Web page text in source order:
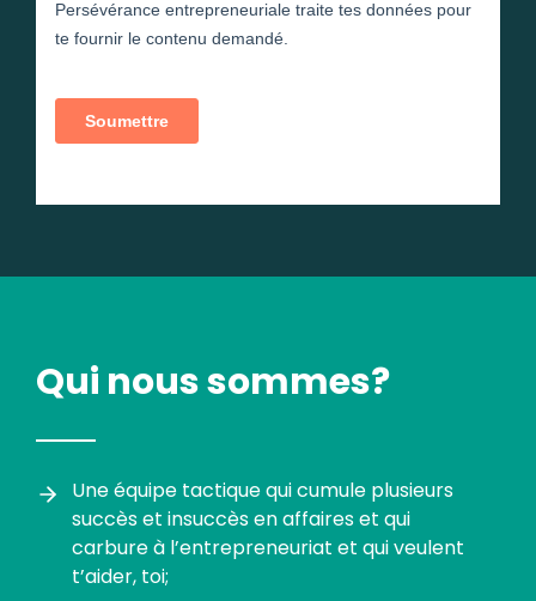
Qui nous sommes?
Une équipe tactique qui cumule plusieurs
succès et insuccès en affaires et qui
carbure à l’entrepreneuriat et qui veulent
t’aider, toi;